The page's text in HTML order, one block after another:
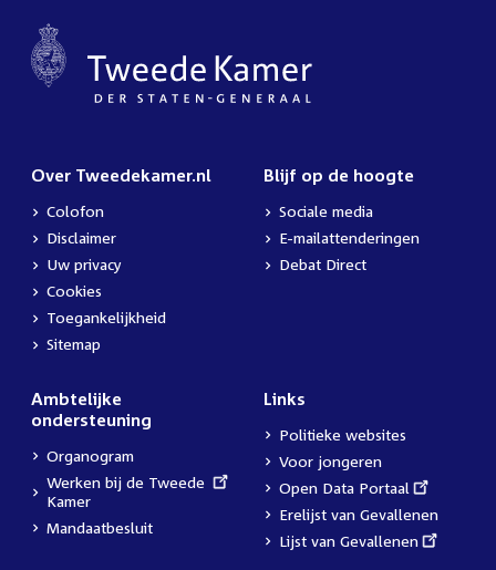
Over Tweedekamer.nl
Colofon
Disclaimer
Uw privacy
Cookies
Toegankelijkheid
Sitemap
Blijf op de hoogte
Sociale media
E-mailattenderingen
Debat Direct
Ambtelijke
ondersteuning
Organogram
External
link:
Werken bij de Tweede
Kamer
Mandaatbesluit
Links
Politieke websites
Voor jongeren
External
link:
Open Data Portaal
Erelijst van Gevallenen
External
Lijst van Gevallenen